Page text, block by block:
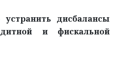
дисбалансы
и фискальной